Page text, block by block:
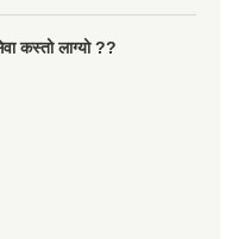
कस्तो लाग्यो ??